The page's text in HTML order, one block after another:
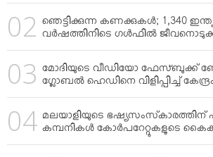
ഞെട്ടിക്കുന്ന കണക്കുകള്‍; 1,340
വര്‍ഷത്തിനിടെ ഗള്‍ഫില്‍
മോദിയുടെ വീഡിയോ ഫേസ്ബുക്ക്
ഗ്ലോബല്‍ ഹെഡിനെ വിളിപ്പിച്ച്
മലയാളിയുടെ ഭഷ്യസംസ്‌കാരത്തിന്
കമ്പനികള്‍ കോര്‍പറേറ്റുകളുടെ